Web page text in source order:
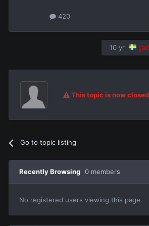
420
10 yr
This topic is now
Go to topic listing
Recently Browsing 0 members
No registered users viewing this page.